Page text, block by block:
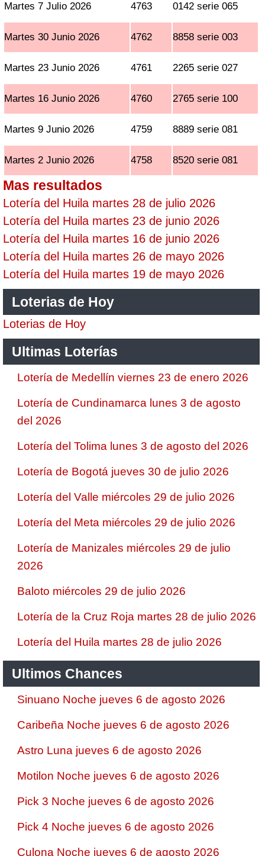
Martes 7 Julio 2026 4763 0142 serie 065
Martes 30 Junio 2026 4762 8858 serie 003
Martes 23 Junio 2026 4761 2265 serie 027
Martes 16 Junio 2026 4760 2765 serie 100
Martes 9 Junio 2026 4759 8889 serie 081
Martes 2 Junio 2026 4758 8520 serie 081
Mas resultados
Lotería del Huila martes 28 de julio 2026
Lotería del Huila martes 23 de junio 2026
Lotería del Huila martes 16 de junio 2026
Lotería del Huila martes 26 de mayo 2026
Lotería del Huila martes 19 de mayo 2026
Loterias de Hoy
Loterias de Hoy
Ultimas Loterías
Lotería de Medellín viernes 23 de enero 2026
Lotería de Cundinamarca lunes 3 de agosto
del 2026
Lotería del Tolima lunes 3 de agosto del 2026
Lotería de Bogotá jueves 30 de julio 2026
Lotería del Valle miércoles 29 de julio 2026
Lotería del Meta miércoles 29 de julio 2026
Lotería de Manizales miércoles 29 de julio
2026
Baloto miércoles 29 de julio 2026
Lotería de la Cruz Roja martes 28 de julio 2026
Lotería del Huila martes 28 de julio 2026
Ultimos Chances
Sinuano Noche jueves 6 de agosto 2026
Caribeña Noche jueves 6 de agosto 2026
Astro Luna jueves 6 de agosto 2026
Motilon Noche jueves 6 de agosto 2026
Pick 3 Noche jueves 6 de agosto 2026
Pick 4 Noche jueves 6 de agosto 2026
Culona Noche jueves 6 de agosto 2026